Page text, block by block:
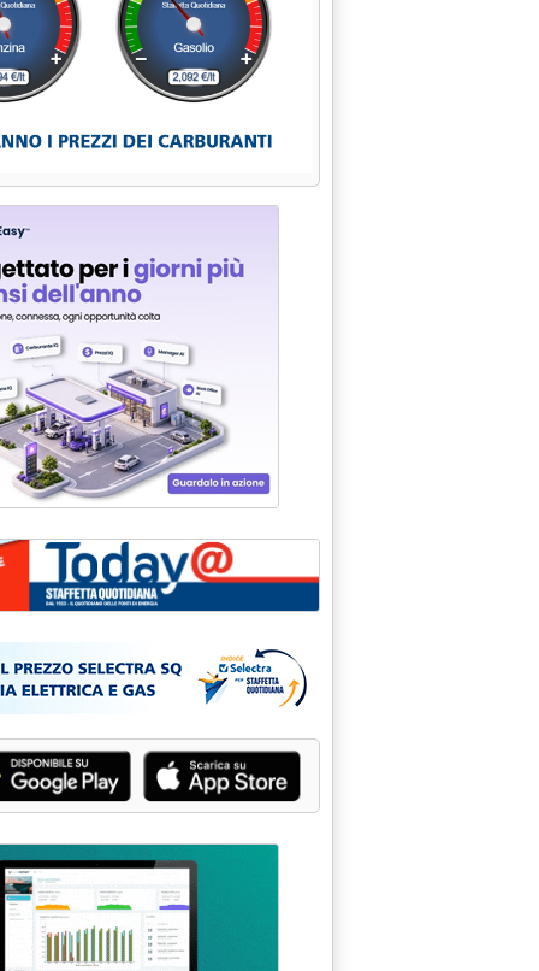
MAGGIORE CHIAREZZA NORME FISCALI A SOSTEGNO
alle 16.34.
. IERI COLLOQUIO CON IL COMMISSARIO MONTI'